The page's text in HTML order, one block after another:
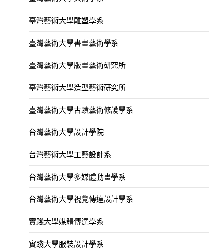
臺灣藝術大學雕塑學系
臺灣藝術大學書畫藝術學系
臺灣藝術大學版畫藝術研究所
臺灣藝術大學造型藝術研究所
臺灣藝術大學古蹟藝術修護學系
台灣藝術大學設計學院
台灣藝術大學工藝設計系
台灣藝術大學多媒體動畫學系
台灣藝術大學視覺傳達設計學系
實踐大學媒體傳達學系
實踐大學服裝設計學系